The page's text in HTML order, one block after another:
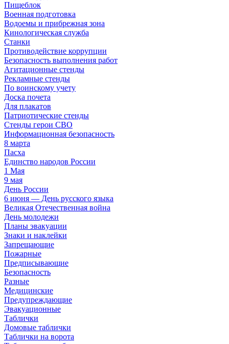
Пищеблок
Военная подготовка
Водоемы и прибрежная зона
Кинологическая служба
Станки
Противодействие коррупции
Безопасность выполнения работ
Агитационные стенды
Рекламные стенды
По воинскому учету
Доска почета
Для плакатов
Патриотические стенды
Стенды герои СВО
Информационная безопасность
8 марта
Пасха
Единство народов России
1 Мая
9 мая
День России
6 июня — День русского языка
Великая Отечественная война
День молодежи
Планы эвакуации
Знаки и наклейки
Запрещающие
Пожарные
Предписывающие
Безопасность
Разные
Медицинские
Предупреждающие
Эвакуационные
Таблички
Домовые таблички
Таблички на ворота